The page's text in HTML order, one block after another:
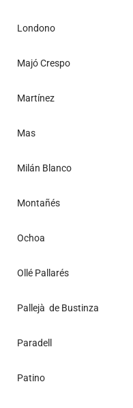
Londono
Majó Crespo
Martínez
Mas
Milán Blanco
Montañés
Ochoa
Ollé Pallarés
Pallejà de Bustinza
Paradell
Patino